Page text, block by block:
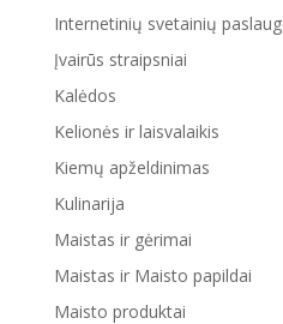
Internetinių svetainių
Įvairūs straipsniai
Kalėdos
Kelionės ir laisvalaikis
Kiemų apželdinimas
Kulinarija
Maistas ir gėrimai
Maistas ir Maisto papildai
Maisto produktai